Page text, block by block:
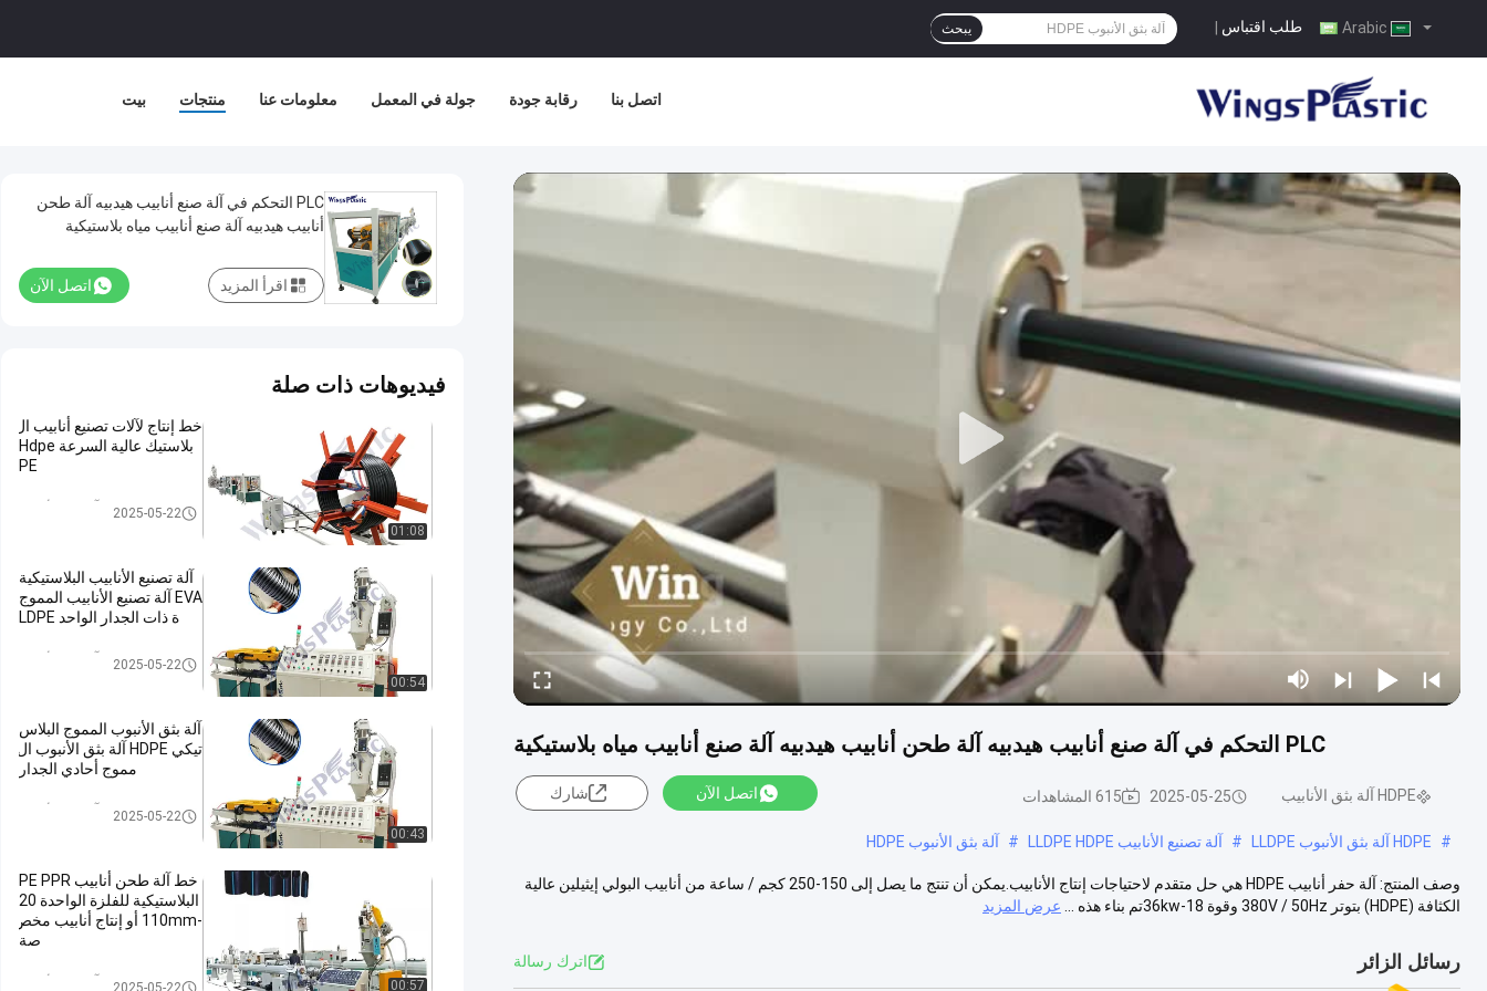
طلب اقتباس يبحث
بيت منتجات معلومات عنا جولة في المعمل رقابة جودة اتصل بنا
PLC التحكم في آلة صنع أنابيب هيدبيه آلة طحن أنابيب هيدبيه آلة صنع أنابيب مياه بلاستيكية
HDPE آلة بثق الأنابيب 2025-05-25 615 المشاهدات اتصل الآن شارك
# HDPE آلة بثق الأنبوب LLDPE # آلة تصنيع الأنابيب LLDPE HDPE # آلة بثق الأنبوب HDPE
وصف المنتج: آلة حفر أنابيب HDPE هي حل متقدم لاحتياجات إنتاج الأنابيب.يمكن أن تنتج ما يصل إلى 150-250 كجم / ساعة من أنابيب البولي إيثيلين عالية
الكثافة (HDPE) بتوتر 380V / 50Hz وقوة 18-36kwتم بناء هذه ...
عرض المزيد
رسائل الزائر اترك رسالة
PLC التحكم في آلة صنع أنابيب هيدبيه آلة طحن
أنابيب هيدبيه آلة صنع أنابيب مياه بلاستيكية
اتصل الآن اقرأ المزيد
فيديوهات ذات صلة
01:08
خط إنتاج لآلات تصنيع أنابيب ال
بلاستيك عالية السرعة Hdpe
PE
HDPE آلة بثق الأنابيب
2025-05-22
00:54
آلة تصنيع الأنابيب البلاستيكية
EVA آلة تصنيع الأنابيب المموج
ة ذات الجدار الواحد LDPE
HDPE آلة بثق الأنابيب
2025-05-22
00:43
آلة بثق الأنبوب المموج البلاس
تيكي HDPE آلة بثق الأنبوب ال
مموج أحادي الجدار
HDPE آلة بثق الأنابيب
2025-05-22
00:57
خط آلة طحن أنابيب PE PPR
البلاستيكية للفلزة الواحدة 20
-110mm أو إنتاج أنابيب مخص
صة
HDPE آلة بثق الأنابيب
2025-05-22